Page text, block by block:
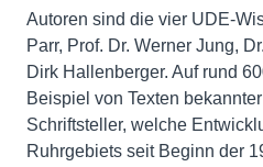
Autoren sind die vier UDE-
Parr, Prof. Dr. Werner Jung,
Dirk Hallenberger. Auf rund
Beispiel von Texten
Schriftsteller, welche
Ruhrgebiets seit Beginn der